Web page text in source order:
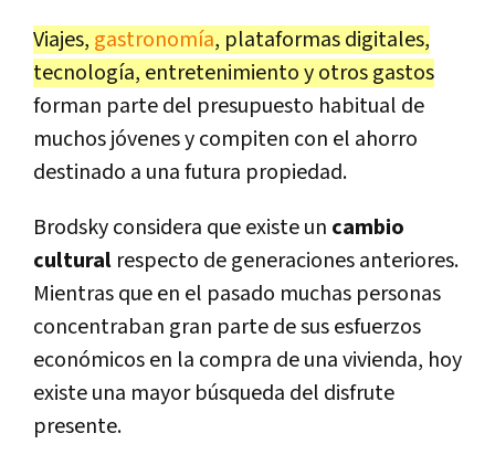
Viajes, gastronomía, plataformas digitales,
tecnología, entretenimiento y otros gastos
forman parte del presupuesto habitual de
muchos jóvenes y compiten con el ahorro
destinado a una futura propiedad.
Brodsky considera que existe un cambio
cultural respecto de generaciones anteriores.
Mientras que en el pasado muchas personas
concentraban gran parte de sus esfuerzos
económicos en la compra de una vivienda, hoy
existe una mayor búsqueda del disfrute
presente.